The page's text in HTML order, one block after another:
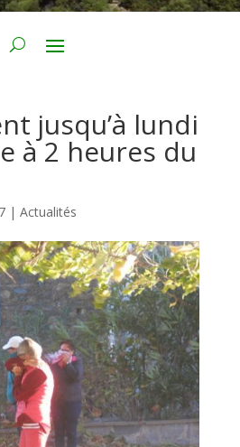
jusqu’à lundi
à 2 heures du
| Actualités